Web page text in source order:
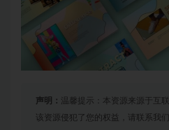
声明： 温馨提示：本资源来源于互
该资源侵犯了您的权益，请联系我们